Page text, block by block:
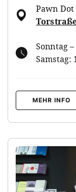
Pawn Dot
Sonntag
Samstag:
MEHR INFO